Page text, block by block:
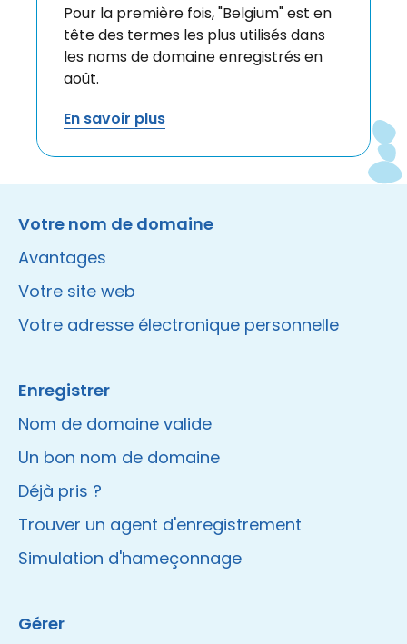
Pour la première fois, "Belgium" est en
tête des termes les plus utilisés dans
les noms de domaine enregistrés en
août.
En savoir plus
Votre nom de domaine
Avantages
Votre site web
Votre adresse électronique personnelle
Enregistrer
Nom de domaine valide
Un bon nom de domaine
Déjà pris ?
Trouver un agent d'enregistrement
Simulation d'hameçonnage
Gérer